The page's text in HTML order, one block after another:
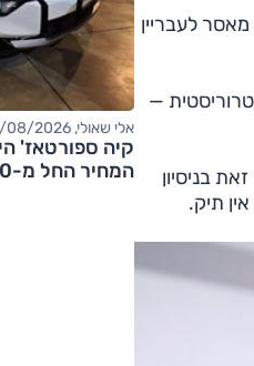
הענישה. פסק דין של העליון מלפני שבועיים קבע עונש של 66 חודשי מאסר לעבריין
—
בניסיון
תיק.
אלי שאולי, 05/08/2026
קיה ספורטאז'
המחיר החל מ-220,000 שקלים